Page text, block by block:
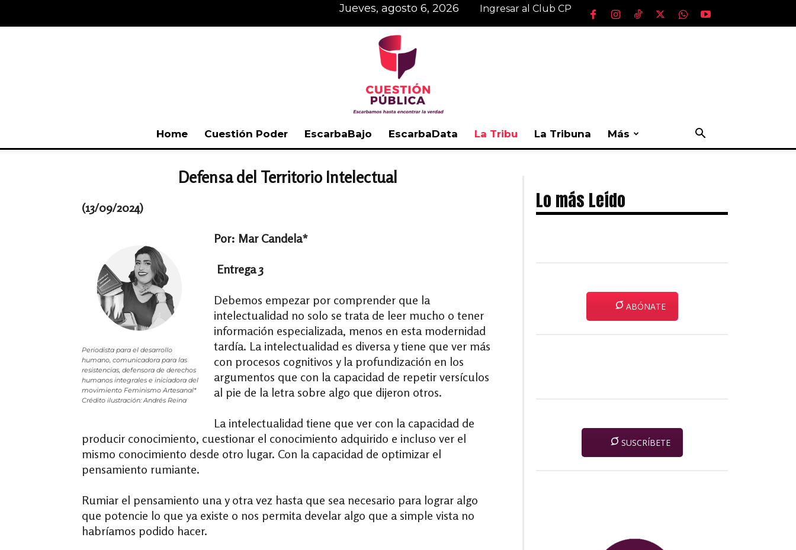
jueves, agosto 6, 2026 Ingresar al Club CP
Home Cuestión Poder EscarbaBajo EscarbaData La Tribu La Tribuna Más
Defensa del Territorio Intelectual
(13/09/2024)
Periodista para el desarrollo
humano, comunicadora para las
resistencias, defensora de derechos
humanos integrales e iniciadora del
movimiento Feminismo Artesanal*
Crédito ilustración: Andrés Reina
Por: Mar Candela*
Entrega 3
Debemos empezar por comprender que la
intelectualidad no solo se trata de leer mucho o tener
información especializada, menos en esta modernidad
tardía. La intelectualidad es diversa y tiene que ver más
con procesos cognitivos y la profundización en los
argumentos que con la capacidad de repetir versículos
al pie de la letra sobre algo que dijeron otros.
La intelectualidad tiene que ver con la capacidad de
producir conocimiento, cuestionar el conocimiento adquirido e incluso ver el
mismo conocimiento desde otro lugar. Con la capacidad de optimizar el
pensamiento rumiante.
Rumiar el pensamiento una y otra vez hasta que sea necesario para lograr algo
que potencie lo que ya existe o nos permita develar algo que a simple vista no
habríamos podido hacer.
Lo más Leído
ABÓNATE
SUSCRÍBETE